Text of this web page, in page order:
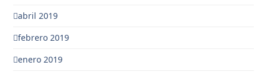
abril 2019
febrero 2019
enero 2019